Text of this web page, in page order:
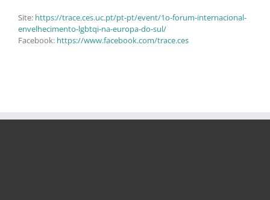
Site: https://trace.ces.uc.pt/pt-pt/event/1o-forum-internacional-
envelhecimento-lgbtqi-na-europa-do-sul/
Facebook: https://www.facebook.com/trace.ces